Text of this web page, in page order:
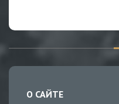
О САЙТЕ